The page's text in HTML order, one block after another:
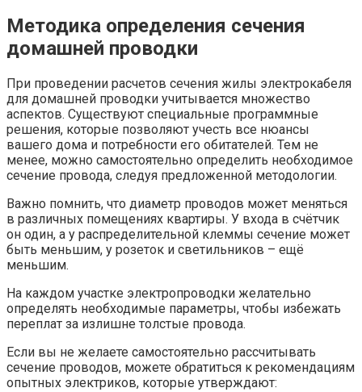
Методика определения сечения
домашней проводки
При проведении расчетов сечения жилы электрокабеля
для домашней проводки учитывается множество
аспектов. Существуют специальные программные
решения, которые позволяют учесть все нюансы
вашего дома и потребности его обитателей. Тем не
менее, можно самостоятельно определить необходимое
сечение провода, следуя предложенной методологии.
Важно помнить, что диаметр проводов может меняться
в различных помещениях квартиры. У входа в счётчик
он один, а у распределительной клеммы сечение может
быть меньшим, у розеток и светильников – ещё
меньшим.
На каждом участке электропроводки желательно
определять необходимые параметры, чтобы избежать
переплат за излишне толстые провода.
Если вы не желаете самостоятельно рассчитывать
сечение проводов, можете обратиться к рекомендациям
опытных электриков, которые утверждают: